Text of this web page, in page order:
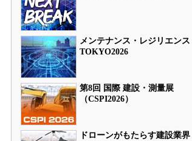
メンテナンス・レジリエンス
TOKYO2026
第8回 国際 建設・測量展
（CSPI2026）
ドローンがもたらす建設業界